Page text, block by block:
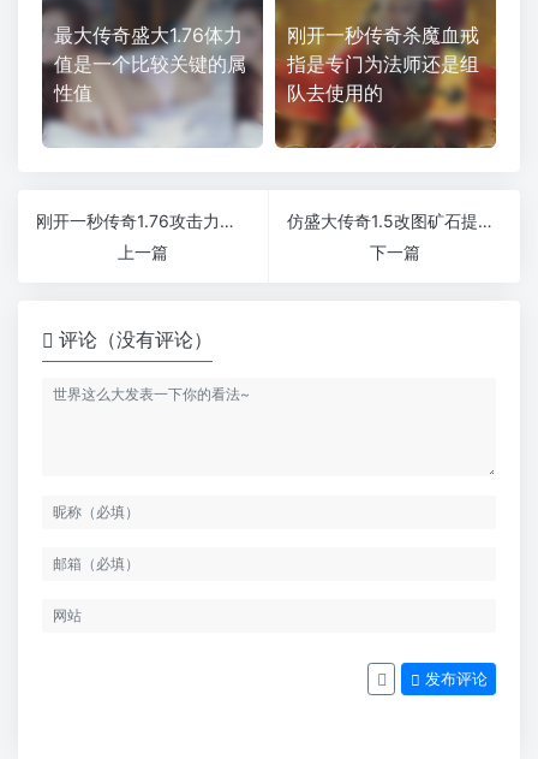
最大传奇盛大1.76体力
值是一个比较关键的属
性值
刚开一秒传奇杀魔血戒
指是专门为法师还是组
队去使用的
刚开一秒传奇1.76攻击力的技能如何快速的提升
上一篇
仿盛大传奇1.5改图矿石提纯玩法攻略详解
下一篇
评论（没有评论）
发布评论